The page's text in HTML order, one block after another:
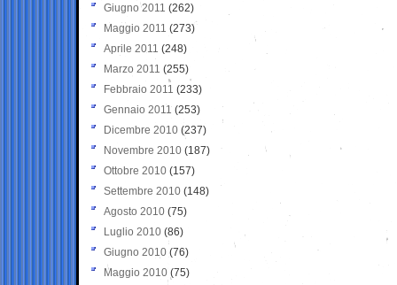
Giugno 2011 (262)
Maggio 2011 (273)
Aprile 2011 (248)
Marzo 2011 (255)
Febbraio 2011 (233)
Gennaio 2011 (253)
Dicembre 2010 (237)
Novembre 2010 (187)
Ottobre 2010 (157)
Settembre 2010 (148)
Agosto 2010 (75)
Luglio 2010 (86)
Giugno 2010 (76)
Maggio 2010 (75)